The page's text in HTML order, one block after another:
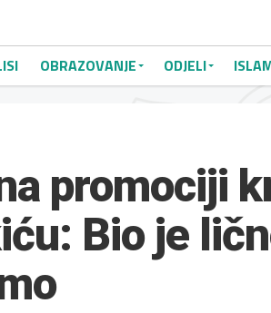
OBRAZOVANJE ODJELI
promociji
Bio je